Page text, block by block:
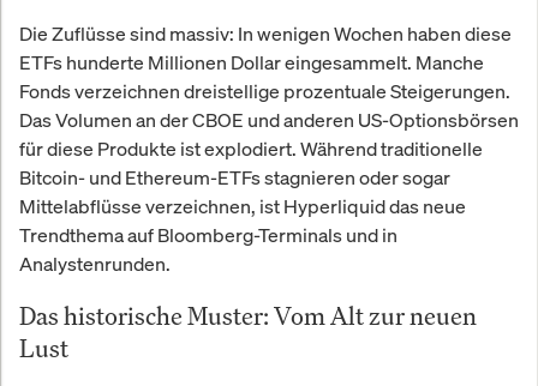
Die Zuflüsse sind massiv: In wenigen Wochen haben diese
ETFs hunderte Millionen Dollar eingesammelt. Manche
Fonds verzeichnen dreistellige prozentuale Steigerungen.
Das Volumen an der CBOE und anderen US-Optionsbörsen
für diese Produkte ist explodiert. Während traditionelle
Bitcoin- und Ethereum-ETFs stagnieren oder sogar
Mittelabflüsse verzeichnen, ist Hyperliquid das neue
Trendthema auf Bloomberg-Terminals und in
Analystenrunden.
Das historische Muster: Vom Alt zur neuen
Lust